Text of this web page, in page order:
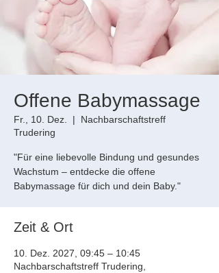
Offene Babymassage
Fr., 10. Dez.
  |
Nachbarschaftstreff
Trudering
"Für eine liebevolle Bindung und gesundes
Wachstum – entdecke die offene
Babymassage für dich und dein Baby."
Zeit & Ort
10. Dez. 2027, 09:45 – 10:45
Nachbarschaftstreff Trudering,